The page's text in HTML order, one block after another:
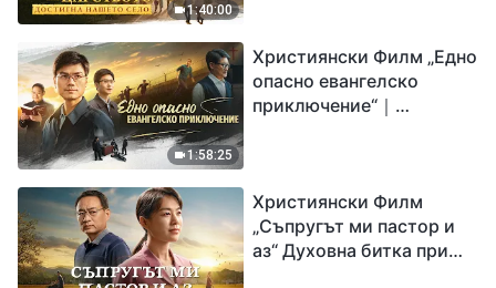
1:40:00
1:58:25
Християнски Филм „Едно
опасно евангелско
приключение“｜
Исус
Християнски Филм
„Съпругът ми пастор и
аз“ Духовна битка при